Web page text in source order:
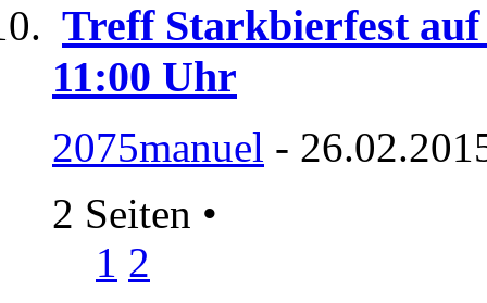
Treff Starkbierfest auf
11:00 Uhr
2075manuel -
2 Seiten •
1 2